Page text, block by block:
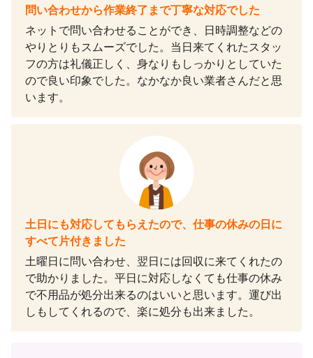
問い合わせから作業終了まで丁寧な対応でした
ネットで問い合わせることができ、日時調整などの
やりとりもスムーズでした。当日来てくれたスタッ
フの方は礼儀正しく、身なりもしっかりとしていた
ので良い印象でした。なかなか良い業者さんだと思
います。
土日にも対応してもらえたので、仕事の休みの日に
すべて片付きました
土曜日に問い合わせ、翌日には回収に来てくれたの
で助かりました。平日に対応しなくても仕事の休み
で不用品が処分出来るのはいいと思います。運び出
しもしてくれるので、楽に処分も出来ました。